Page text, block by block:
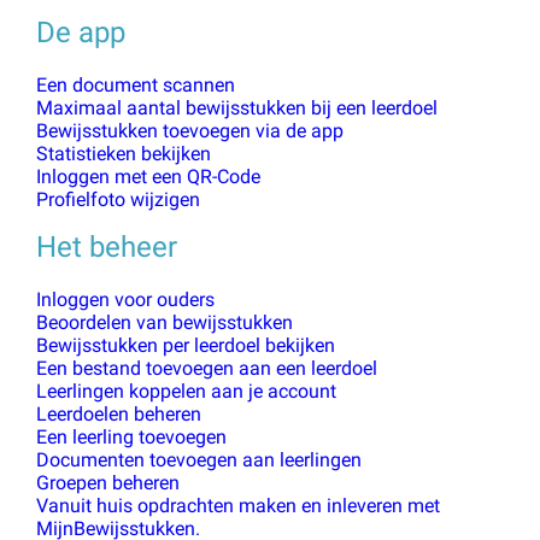
De app
Een document scannen
Maximaal aantal bewijsstukken bij een leerdoel
Bewijsstukken toevoegen via de app
Statistieken bekijken
Inloggen met een QR-Code
Profielfoto wijzigen
Het beheer
Inloggen voor ouders
Beoordelen van bewijsstukken
Bewijsstukken per leerdoel bekijken
Een bestand toevoegen aan een leerdoel
Leerlingen koppelen aan je account
Leerdoelen beheren
Een leerling toevoegen
Documenten toevoegen aan leerlingen
Groepen beheren
Vanuit huis opdrachten maken en inleveren met
MijnBewijsstukken.